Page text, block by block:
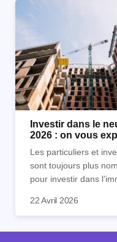
Investir dans le
2026 : on vous
Les particuliers et
sont toujours plus
pour investir dans
nombreux avantages
expliquons tout dans
22 Avril 2026